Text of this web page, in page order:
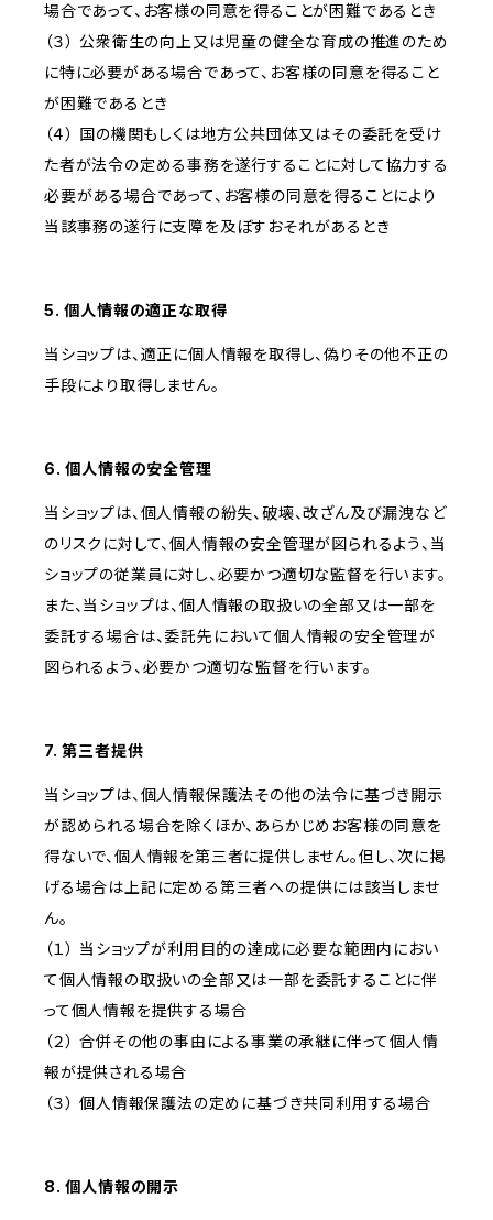
場合であって、お客様の同意を得ることが困難であるとき
（３） 公衆衛生の向上又は児童の健全な育成の推進のため
に特に必要がある場合であって、お客様の同意を得ること
が困難であるとき
（４） 国の機関もしくは地方公共団体又はその委託を受け
た者が法令の定める事務を遂行することに対して協力する
必要がある場合であって、お客様の同意を得ることにより
当該事務の遂行に支障を及ぼすおそれがあるとき
5. 個人情報の適正な取得
当ショップは、適正に個人情報を取得し、偽りその他不正の
手段により取得しません。
6. 個人情報の安全管理
当ショップは、個人情報の紛失、破壊、改ざん及び漏洩など
のリスクに対して、個人情報の安全管理が図られるよう、当
ショップの従業員に対し、必要かつ適切な監督を行います。
また、当ショップは、個人情報の取扱いの全部又は一部を
委託する場合は、委託先において個人情報の安全管理が
図られるよう、必要かつ適切な監督を行います。
7. 第三者提供
当ショップは、個人情報保護法その他の法令に基づき開示
が認められる場合を除くほか、あらかじめお客様の同意を
得ないで、個人情報を第三者に提供しません。但し、次に掲
げる場合は上記に定める第三者への提供には該当しませ
ん。
（１） 当ショップが利用目的の達成に必要な範囲内におい
て個人情報の取扱いの全部又は一部を委託することに伴
って個人情報を提供する場合
（２） 合併その他の事由による事業の承継に伴って個人情
報が提供される場合
（３） 個人情報保護法の定めに基づき共同利用する場合
8. 個人情報の開示